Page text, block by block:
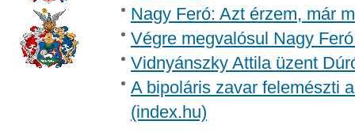
Nagy Feró: Azt érzem, már
Végre megvalósul Nagy
Vidnyánszky Attila üzent
A bipoláris zavar felemészti
(index.hu)